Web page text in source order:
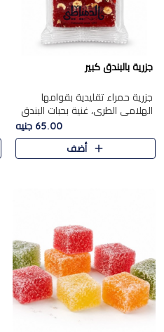
جزرية بالبندق كبير
جزرية حمراء تقليدية بقوامها
الهلامي الطري، غنية بحبات البندق
الفاخرة التي تضيف قرمشة راقية
إلى قوامها الناعم، لتقدم مزيجًا
متوازنًا من النكه..
65.00 جنيه
أضف